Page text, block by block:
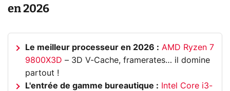
en 2026
Le meilleur processeur en 2026 : AMD Ryzen 7
9800X3D – 3D V-Cache, framerates… il domine
partout !
L'entrée de gamme bureautique :
Intel Core i3-